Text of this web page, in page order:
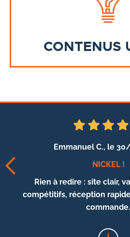
CONTENUS
Elisabeth L.,le 30/
PILES
Maison sérieuse, livraison
correcte, rien à redire,